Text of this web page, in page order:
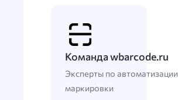
Команда wbarcode.ru
Эксперты по автоматизации
маркировки